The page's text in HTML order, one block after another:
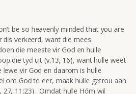
be so heavenly minded that you are
dis verkeerd, want die mees
die meeste vir God en hulle
die tyd uit (v.13, 16), want hulle weet
vir God en daarom is hulle
om God te eer, maak hulle getrou aan
27, 11:23). Omdat hulle Hóm wil